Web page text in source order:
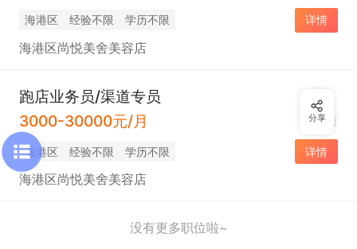
海港区 经验不限 学历不限 详情
海港区尚悦美舍美容店
跑店业务员/渠道专员
3000-30000元/月
1天前
海港区 经验不限 学历不限 详情
海港区尚悦美舍美容店
没有更多职位啦~
分享